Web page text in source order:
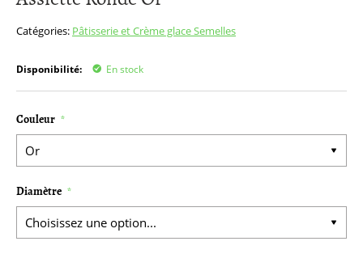
Catégories: Pâtisserie et Crème glaceSemelles
Disponibilité: En stock
Couleur
Diamètre
de
d’images